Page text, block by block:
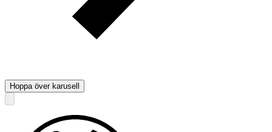
Hoppa över karusell